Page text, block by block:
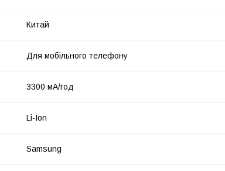
Китай
Для мобільного телефону
3300 мА/год
Li-Ion
Samsung